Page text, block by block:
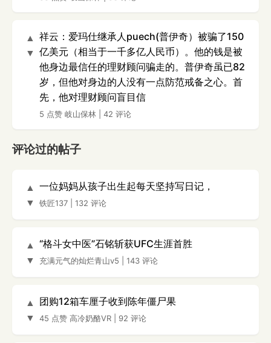
▲
▼
祥云：爱玛仕继承人puech(普伊奇）被骗了150
亿美元（相当于一千多亿人民币）。他的钱是被
他身边最信任的理财顾问骗走的。普伊奇虽已82
岁，但他对身边的人没有一点防范戒备之心。首
先，他对理财顾问盲目信
5 点赞 岐山保林 42 评论
评论过的帖子
▲
▼
一位妈妈从孩子出生起每天坚持写日记，
铁匠137 132 评论
▲
▼
“格斗女中医”石铭斩获UFC生涯首胜
充满元气的灿烂青山v5 143 评论
▲
▼
团购12箱车厘子收到陈年僵尸果
45 点赞 高冷奶酪VR 92 评论